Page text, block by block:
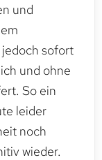
und
jedoch sofort
und ohne
So ein
leider
noch
wieder.